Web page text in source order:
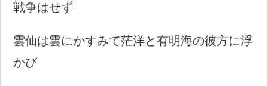
戦争はせず
雲仙は雲にかすみて茫洋と有明海の彼方に浮
かび